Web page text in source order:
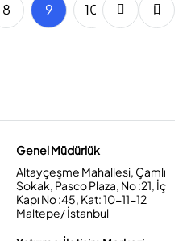
8 9 10 11 12
Genel Müdürlük
Altayçeşme Mahallesi, Çamlı
Sokak, Pasco Plaza, No :21, İç
Kapı No :45, Kat: 10-11-12
Maltepe/ İstanbul